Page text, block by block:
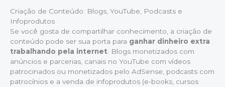
Criação de Conteúdo: Blogs, YouTube, Podcasts e
Infoprodutos
Se você gosta de compartilhar conhecimento, a criação de
conteúdo pode ser sua porta para ganhar dinheiro extra
trabalhando pela internet. Blogs monetizados com
anúncios e parcerias, canais no YouTube com vídeos
patrocinados ou monetizados pelo AdSense, podcasts com
patrocínios e a venda de infoprodutos (e-books, cursos